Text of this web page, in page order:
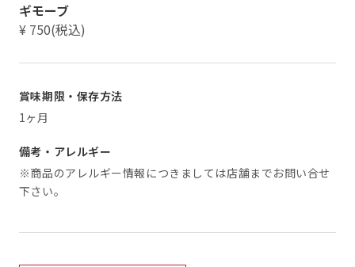
ギモーブ
¥ 750(税込)
賞味期限・保存方法
1ヶ月
備考・アレルギー
※商品のアレルギー情報につきましては店舗までお問い合せ
下さい。